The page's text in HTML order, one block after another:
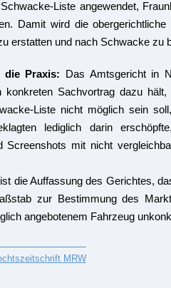
Liste angewendet,
Damit wird die
erstatten und nach Schwacke zu
die Praxis: Das Amtsgericht in
konkreten Sachvortrag dazu
Liste nicht möglich sein
lediglich darin
Screenshots mit nicht
die Auffassung des Gerichtes,
zur Bestimmung des
angebotenem Fahrzeug
MRW